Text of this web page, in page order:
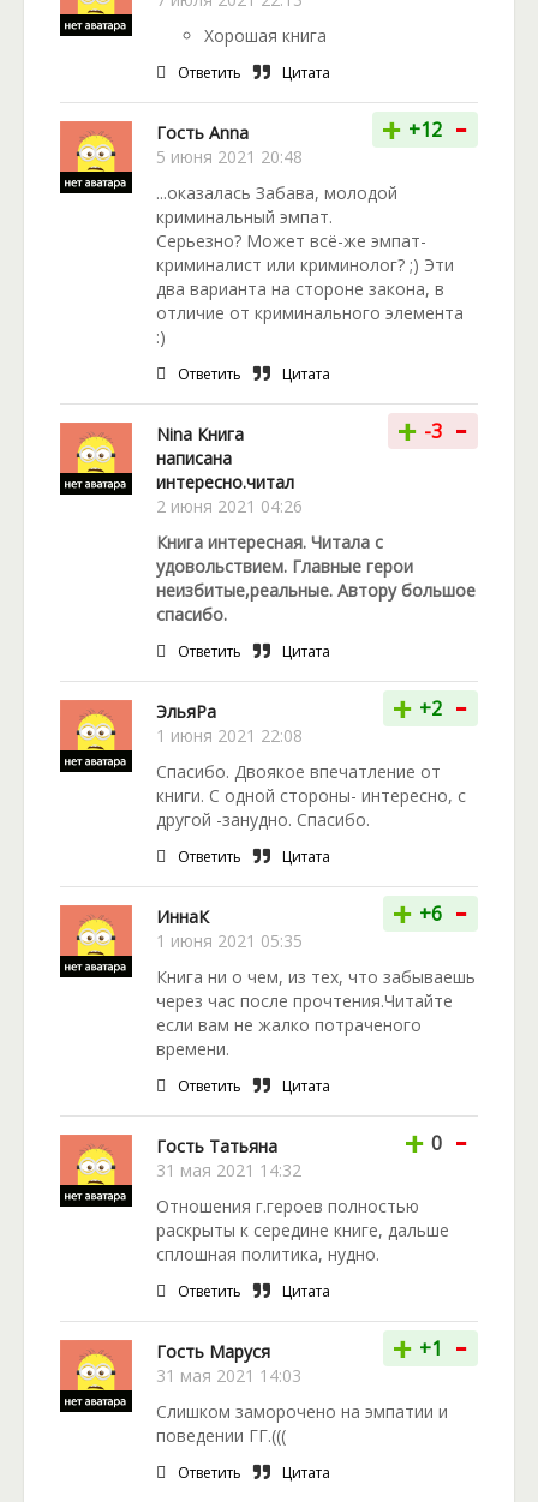
Хорошая книга
Ответить Цитата
Гость Anna
5 июня 2021 20:48
+ +12 -
...оказалась Забава, молодой
криминальный эмпат.
Серьезно? Может всё-же эмпат-
криминалист или криминолог? ;) Эти
два варианта на стороне закона, в
отличие от криминального элемента
:)
Ответить Цитата
Nina Книга
написана
интересно.читал
2 июня 2021 04:26
+ -3 -
Книга интересная. Читала с
удовольствием. Главные герои
неизбитые,реальные. Автору большое
спасибо.
Ответить Цитата
ЭльяРа
1 июня 2021 22:08
+ +2 -
Спасибо. Двоякое впечатление от
книги. С одной стороны- интересно, с
другой -занудно. Спасибо.
Ответить Цитата
ИннаК
1 июня 2021 05:35
+ +6 -
Книга ни о чем, из тех, что забываешь
через час после прочтения.Читайте
если вам не жалко потраченого
времени.
Ответить Цитата
Гость Татьяна
31 мая 2021 14:32
+ 0 -
Отношения г.героев полностью
раскрыты к середине книге, дальше
сплошная политика, нудно.
Ответить Цитата
Гость Маруся
31 мая 2021 14:03
+ +1 -
Слишком заморочено на эмпатии и
поведении ГГ.(((
Ответить Цитата